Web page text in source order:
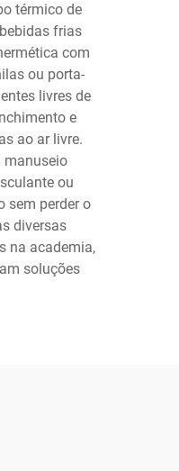
térmico de
frias
com
ou porta-
livres de
e
ao ar livre.
manuseio
ou
sem perder o
diversas
na academia,
soluções